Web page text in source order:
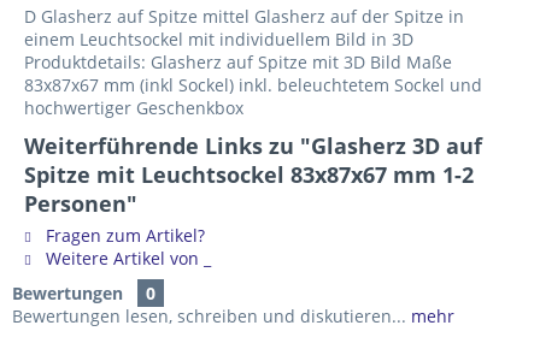
D Glasherz auf Spitze mittel Glasherz auf der Spitze in
einem Leuchtsockel mit individuellem Bild in 3D
Produktdetails: Glasherz auf Spitze mit 3D Bild Maße
83x87x67 mm (inkl Sockel) inkl. beleuchtetem Sockel und
hochwertiger Geschenkbox
Weiterführende Links zu "Glasherz 3D auf
Spitze mit Leuchtsockel 83x87x67 mm 1-2
Personen"
Fragen zum Artikel?
Weitere Artikel von _
Bewertungen
0
Bewertungen lesen, schreiben und diskutieren... mehr